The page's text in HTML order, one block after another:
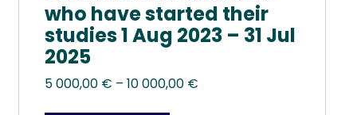
who have started their
studies 1 Aug 2023 – 31 Jul
2025
5 000,00 € – 10 000,00 €Hintaluokka: